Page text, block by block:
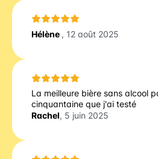
Hélène , 12 août 2025
La meilleure bière sans alcool
cinquantaine que j'ai testé
Rachel, 5 juin 2025